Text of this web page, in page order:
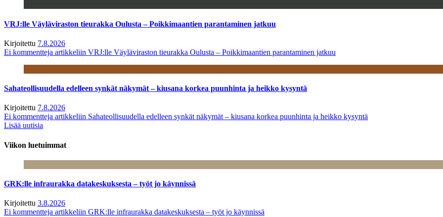
VRJ:lle Väyläviraston tieurakka Oulusta – Poikkimaantien parantaminen jatkuu
Kirjoitettu 7.8.2026
Ei kommentteja artikkeliin VRJ:lle Väyläviraston tieurakka Oulusta – Poikkimaantien parantaminen jatkuu
Sahateollisuudella edelleen synkät näkymät – kiusana korkea puunhinta ja heikko kysyntä
Kirjoitettu 7.8.2026
Ei kommentteja artikkeliin Sahateollisuudella edelleen synkät näkymät – kiusana korkea puunhinta ja heikko kysyntä
Lisää uutisia
Viikon luetuimmat
GRK:lle infraurakka datakeskuksesta – työt jo käynnissä
Kirjoitettu 3.8.2026
Ei kommentteja artikkeliin GRK:lle infraurakka datakeskuksesta – työt jo käynnissä